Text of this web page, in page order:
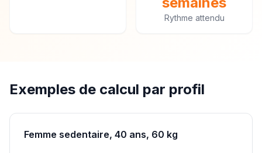
Rythme attendu
Exemples de calcul par profil
Femme sedentaire, 40 ans, 60 kg